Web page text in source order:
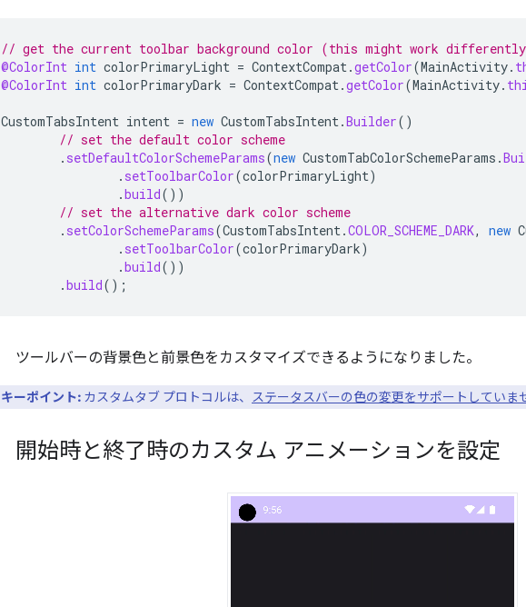
// get the current toolbar background color (this might work
@ColorInt int colorPrimaryLight = ContextCompat.getColor(MainActivity.
@ColorInt int colorPrimaryDark = ContextCompat.getColor(MainActivity.
CustomTabsIntent intent = new CustomTabsIntent.Builder()
// set the default color scheme
. setDefaultColorSchemeParams(new CustomTabColorSchemeParams .
. setToolbarColor(colorPrimaryLight)
.build())
// set the alternative dark color scheme
. setColorSchemeParams(CustomTabsIntent.COLOR_SCHEME_DARK, new
. setToolbarColor(colorPrimaryDark)
.build())
.build();
ツールバーの背景色と前景色をカスタマイズできるようになりました。
キーポイント: カスタムタブ プロトコルは、 ステータスバーの色の変更をサポートしていま
開始時と終了時のカスタム アニメーションを設定